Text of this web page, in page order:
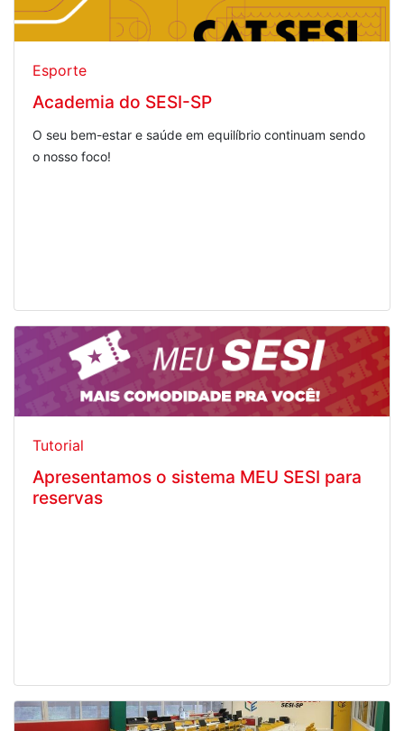
Esporte
Academia do SESI-SP
O seu bem-estar e saúde em equilíbrio continuam sendo
o nosso foco!
Tutorial
Apresentamos o sistema MEU SESI para
reservas